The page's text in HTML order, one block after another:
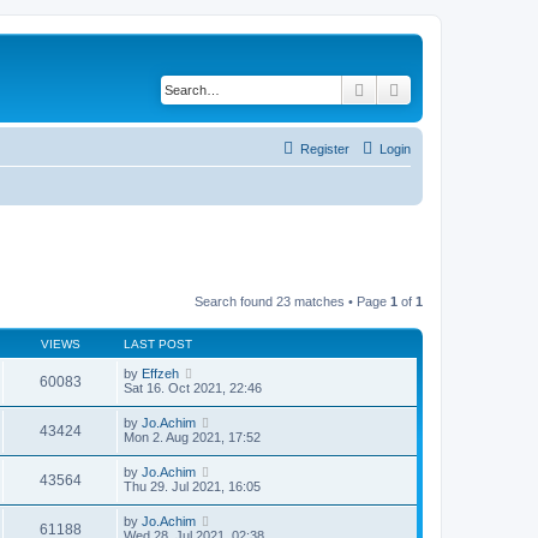
Search
Login
Register
Search found 23 matches • Page 1 of 1
VIEWS LAST POST
60083 by Effzeh
Sat 16. Oct 2021, 22:46
43424 by Jo.Achim
Mon 2. Aug 2021, 17:52
43564 by Jo.Achim
Thu 29. Jul 2021, 16:05
61188 by Jo.Achim
Wed 28. Jul 2021, 02:38